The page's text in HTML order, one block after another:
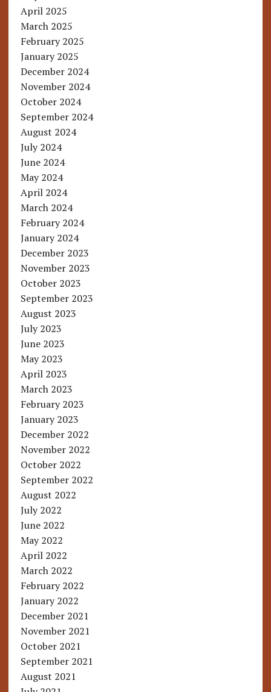
April 2025
March 2025
February 2025
January 2025
December 2024
November 2024
October 2024
September 2024
August 2024
July 2024
June 2024
May 2024
April 2024
March 2024
February 2024
January 2024
December 2023
November 2023
October 2023
September 2023
August 2023
July 2023
June 2023
May 2023
April 2023
March 2023
February 2023
January 2023
December 2022
November 2022
October 2022
September 2022
August 2022
July 2022
June 2022
May 2022
April 2022
March 2022
February 2022
January 2022
December 2021
November 2021
October 2021
September 2021
August 2021